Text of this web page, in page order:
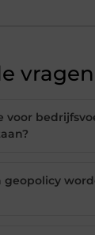
vragen
voor
geopolicy